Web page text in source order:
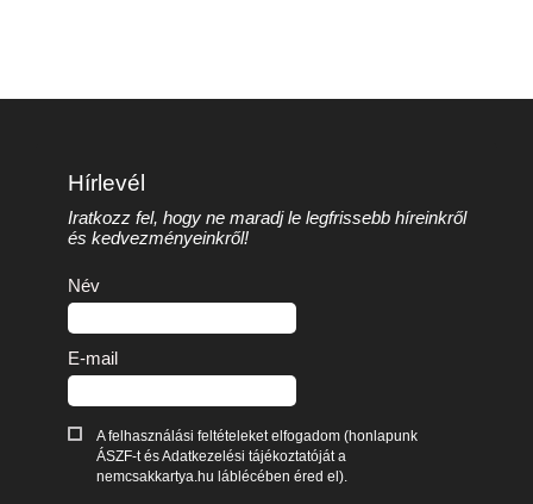
Hírlevél
Iratkozz fel, hogy ne maradj le legfrissebb híreinkről
és kedvezményeinkről!
Név
E-mail
A felhasználási feltételeket elfogadom (honlapunk
ÁSZF-t és Adatkezelési tájékoztatóját a
nemcsakkartya.hu láblécében éred el).